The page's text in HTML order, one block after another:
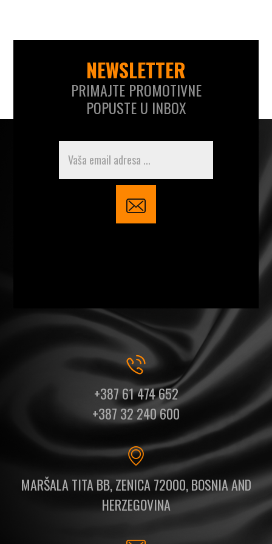
NEWSLETTER
PRIMAJTE PROMOTIVNE
POPUSTE U INBOX
+387 61 474 652
+387 32 240 600
MARŠALA TITA BB, ZENICA 72000, BOSNIA AND
HERZEGOVINA